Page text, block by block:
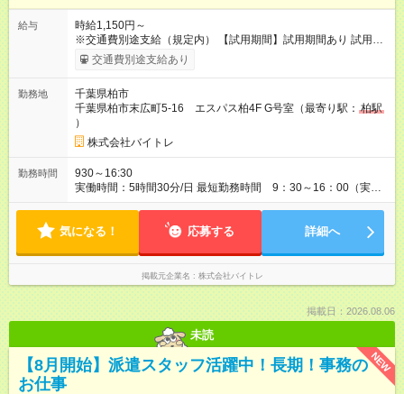
給与
時給1,150円～
※交通費別途支給（規定内） 【試用期間】試用期間あり 試用期
間の長さ：2ヶ月 雇用形態、給与は本採用時と同じです。
交通費別途支給あり
勤務地
千葉県柏市
千葉県柏市末広町5-16 エスパス柏4F G号室（最寄り駅： 柏駅
）
株式会社バイトレ
勤務時間
930～16:30
実働時間：5時間30分/日 最短勤務時間 9：30～16：00（実働
5.5時間） 9：30～16：30（実働6時間）、9：30～17：00（実
気になる！ 応募する 詳細へ
掲載元企業名 株式会社バイトレ
掲載日：2026.08.06
未読
NEW
【8月開始】派遣スタッフ活躍中！長期！事務の
お仕事